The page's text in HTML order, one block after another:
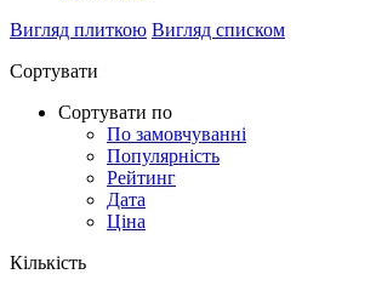
Вигляд плиткою Вигляд списком
Сортувати
Сортувати по
По замовчуванні
Популярність
Рейтинг
Дата
Ціна
Кількість